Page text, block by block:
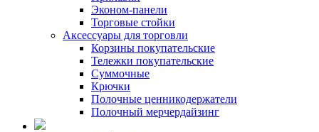
Эконом-панели
Торговые стойки
Аксессуары для торговли
Корзины покупательские
Тележки покупательские
Суммочные
Крючки
Полочные ценникодержатели
Полочный мерчердайзинг